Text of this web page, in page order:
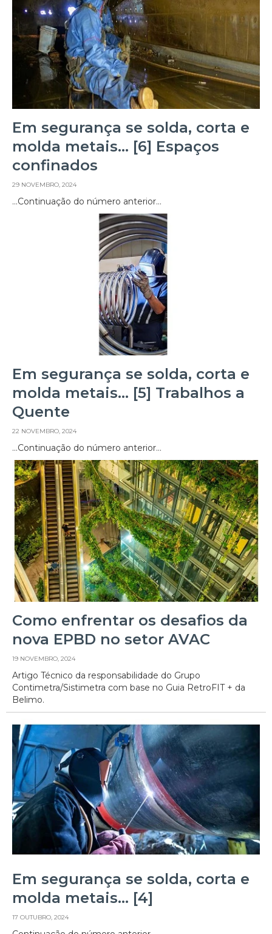
Em segurança se solda, corta e
molda metais… [6] Espaços
confinados
29 NOVEMBRO, 2024
…Continuação do número anterior…
Em segurança se solda, corta e
molda metais… [5] Trabalhos a
Quente
22 NOVEMBRO, 2024
…Continuação do número anterior…
Como enfrentar os desafios da
nova EPBD no setor AVAC
19 NOVEMBRO, 2024
Artigo Técnico da responsabilidade do Grupo
Contimetra/Sistimetra com base no Guia RetroFIT + da
Belimo.
Em segurança se solda, corta e
molda metais… [4]
17 OUTUBRO, 2024